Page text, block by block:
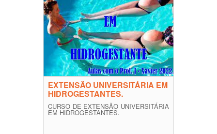
EXTENSÃO UNIVERSITÁRIA EM
HIDROGESTANTES.
CURSO DE EXTENSÃO UNIVERSITÁRIA
EM HIDROGESTANTES.